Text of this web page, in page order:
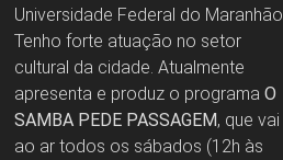
Universidade Federal do Maranhão.
Tenho forte atuação no setor
cultural da cidade. Atualmente
apresenta e produz o programa O
SAMBA PEDE PASSAGEM, que vai
ao ar todos os sábados (12h às